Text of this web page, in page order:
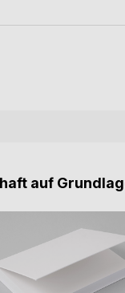
auf